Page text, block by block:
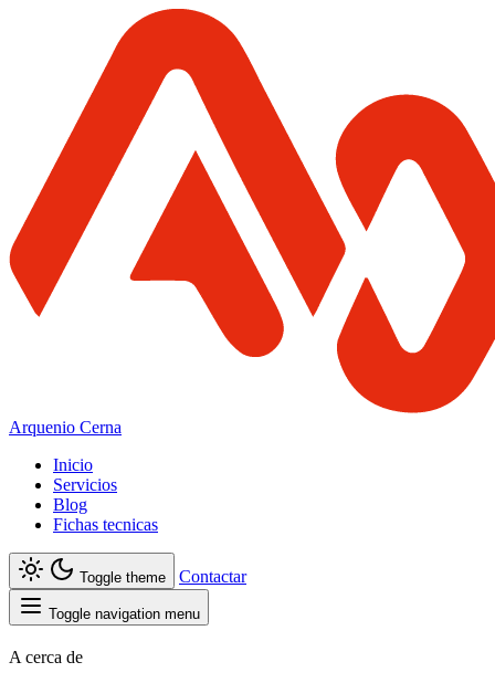
Arquenio Cerna
Inicio
Servicios
Blog
Fichas tecnicas
Toggle theme Contactar
Toggle navigation menu
A cerca de